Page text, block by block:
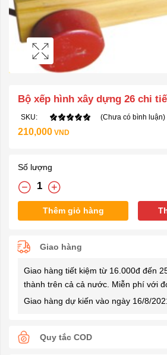
Bộ xếp hình xây dựng 26 chi
SKU: (Chưa có bình luận)
210,000 VND
Số lượng
Thêm giỏ hàng
Giao hàng
Giao hàng tiết kiệm từ 16.000đ đến
thành trên cả cả nước. Miễn phí với
Giao hàng dự kiến vào ngày 16/8/
Quy tắc COD